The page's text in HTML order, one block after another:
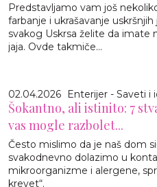
Predstavljamo vam još
farbanje i ukrašavanje
svakog Uskrsa želite da imate
jaja. Ovde takmiče...
02.04.2026 Enterijer - Saveti i
Šokantno, ali istinito: 7
vas mogle razbolet...
Često mislimo da je naš dom
svakodnevno dolazimo u
mikroorganizme i alergene,
krevet“.